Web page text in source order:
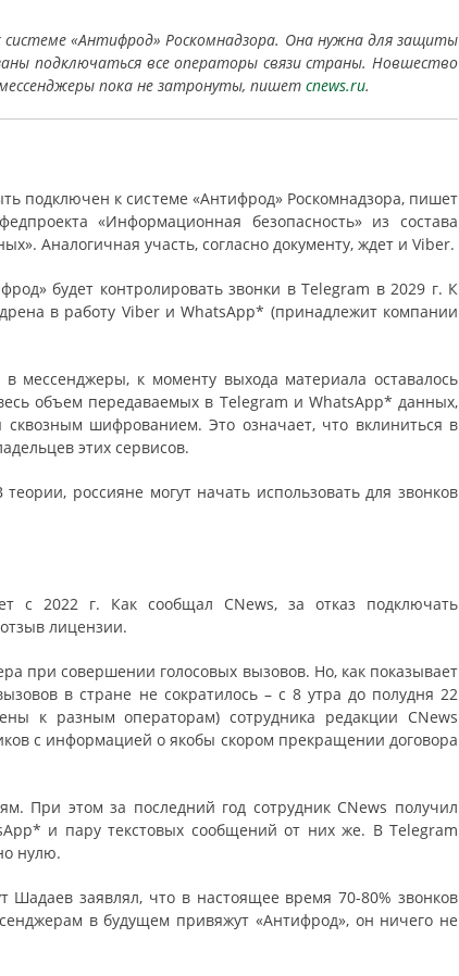
системе «Антифрод» Роскомнадзора. Она нужна для защиты
подключаться все операторы связи страны. Новшество
пока не затронуты, пишет cnews.ru.
подключен к системе «Антифрод» Роскомнадзора, пишет
«Информационная безопасность» из состава
Аналогичная участь, согласно документу, ждет и Viber.
будет контролировать звонки в Telegram в 2029 г. К
в работу Viber и WhatsApp* (принадлежит компании
мессенджеры, к моменту выхода материала оставалось
объем передаваемых в Telegram и WhatsApp* данных,
шифрованием. Это означает, что вклиниться в
этих сервисов.
россияне могут начать использовать для звонков
с 2022 г. Как сообщал CNews, за отказ подключать
лицензии.
при совершении голосовых вызовов. Но, как показывает
в стране не сократилось – с 8 утра до полудня 22
к разным операторам) сотрудника редакции CNews
с информацией о якобы скором прекращении договора
При этом за последний год сотрудник CNews получил
и пару текстовых сообщений от них же. В Telegram
нулю.
заявлял, что в настоящее время 70-80% звонков
в будущем привяжут «Антифрод», он ничего не